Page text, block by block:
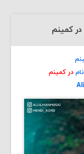
کمینم
در کمینم